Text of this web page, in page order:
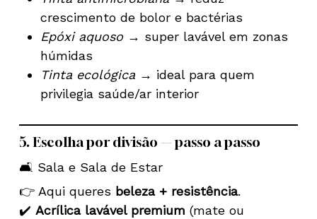
crescimento de bolor e bactérias
Epóxi aquoso→ super lavável em zonas
húmidas
Tinta ecológica→ ideal para quem
privilegia saúde/ar interior
5. Escolha por divisão — passo a passo
🛋️ Sala e Sala de Estar
👉 Aqui queres beleza + resistência.
✔️ Acrílica lavável premium (mate ou